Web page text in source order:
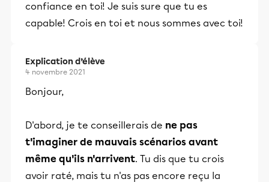
confiance en toi! Je suis sure que tu es
capable! Crois en toi et nous sommes avec toi!
Explication d’élève
4 novembre 2021
Bonjour,
D'abord, je te conseillerais de ne pas
t'imaginer de mauvais scénarios avant
même qu'ils n'arrivent. Tu dis que tu crois
avoir raté, mais tu n'as pas encore reçu la